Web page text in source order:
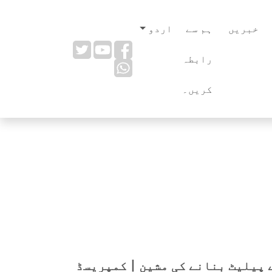
خبریں ہم سے
رابطہ
کریں۔
اردو
لکڑی کے پیلیٹ بنانے کی مشین丨کمپریسڈ